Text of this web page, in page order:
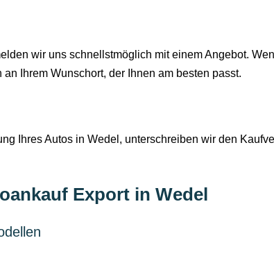
wir uns schnellstmöglich mit einem Angebot.
Ihrem Wunschort, der Ihnen am besten passt.
Ihres Autos in Wedel, unterschreiben wir den
Export in Wedel